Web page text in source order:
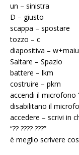
un – sinistra
D – giusto
scappa – spostare
tozzo – c
diapositiva –
Saltare – Spazio
battere – lkm
costruire – pkm
accendi il microfono
disabilitano il
accedere – scrivi in
“?? ???? ???”
è meglio scrivere